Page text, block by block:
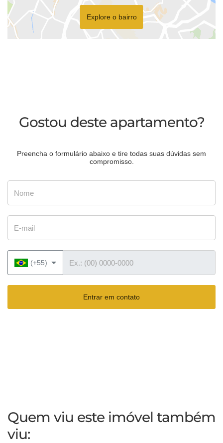
Explore o bairro
Gostou deste apartamento?
Preencha o formulário abaixo e tire todas suas dúvidas sem
compromisso.
(+55)
Entrar em contato
Quem viu este imóvel também
viu: